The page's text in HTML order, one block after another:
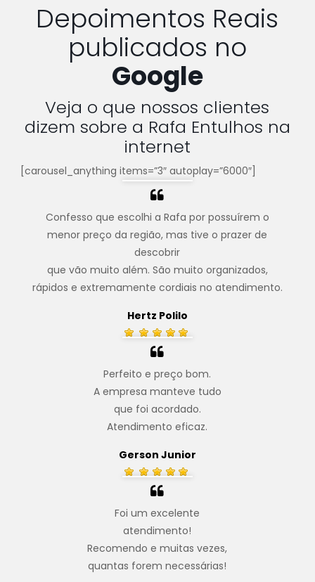
Depoimentos Reais
publicados no
Google
Veja o que nossos clientes
dizem sobre a Rafa Entulhos na
internet
[carousel_anything items=”3″ autoplay=”6000″]
Confesso que escolhi a Rafa por possuírem o
menor preço da região, mas tive o prazer de
descobrir
que vão muito além. São muito organizados,
rápidos e extremamente cordiais no atendimento.
Hertz Polilo
Perfeito e preço bom.
A empresa manteve tudo
que foi acordado.
Atendimento eficaz.
Gerson Junior
Foi um excelente
atendimento!
Recomendo e muitas vezes,
quantas forem necessárias!